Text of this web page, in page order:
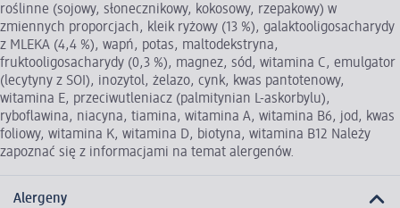
roślinne (sojowy, słonecznikowy, kokosowy, rzepakowy) w
zmiennych proporcjach, kleik ryżowy (13 %), galaktooligosacharydy
z MLEKA (4,4 %), wapń, potas, maltodekstryna,
fruktooligosacharydy (0,3 %), magnez, sód, witamina C, emulgator
(lecytyny z SOI), inozytol, żelazo, cynk, kwas pantotenowy,
witamina E, przeciwutleniacz (palmitynian L-askorbylu),
ryboflawina, niacyna, tiamina, witamina A, witamina B6, jod, kwas
foliowy, witamina K, witamina D, biotyna, witamina B12 Należy
zapoznać się z informacjami na temat alergenów.
Alergeny